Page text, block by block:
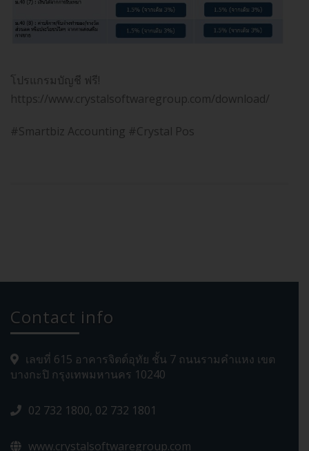
โปรแกรมบัญชี ฟรี!
https://www.crystalsoftwaregroup.com/download/
#Smartbiz Accounting #Crystal Pos
Contact info
เลขที่ 615 อาคารจิตต์อุทัย ชั้น 7 ถนนรามคำแหง เขต
บางกะปิ กรุงเทพมหานคร 10240
02 732 1800, 02 732 1801
www.crystalsoftwaregroup.com